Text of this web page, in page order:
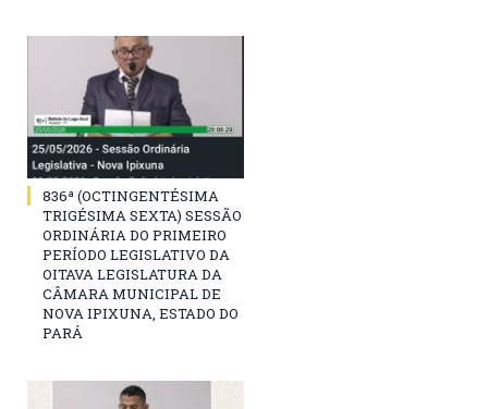
836ª (OCTINGENTÉSIMA
TRIGÉSIMA SEXTA) SESSÃO
ORDINÁRIA DO PRIMEIRO
PERÍODO LEGISLATIVO DA
OITAVA LEGISLATURA DA
CÂMARA MUNICIPAL DE
NOVA IPIXUNA, ESTADO DO
PARÁ